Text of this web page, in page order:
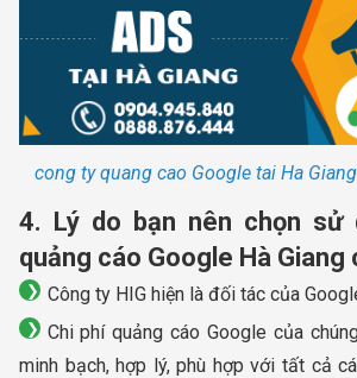
cong ty quang cao Google tai Ha Giang
4. Lý do bạn nên chọn sử
quảng cáo Google Hà Giang
Công ty HIG hiện là đối tác của
Chi phí quảng cáo Google của
minh bạch, hợp lý, phù hợp với tất cả